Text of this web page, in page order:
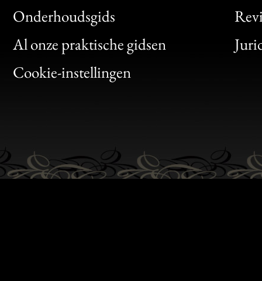
Onderhoudsgids
Al onze praktische gidsen
Cookie-instellingen
Bon
Clic